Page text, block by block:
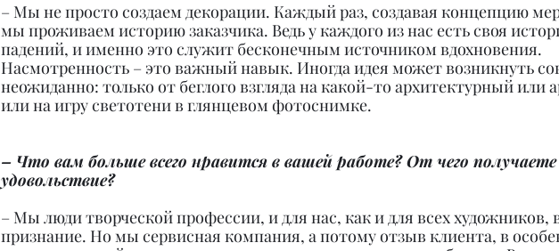
– Мы не просто создаем декорации. Каждый раз, создавая концепцию
мы проживаем историю заказчика. Ведь у каждого из нас есть своя
падений, и именно это служит бесконечным источником вдохновения.
Насмотренность – это важный навык. Иногда идея может возникнуть
неожиданно: только от беглого взгляда на какой-то архитектурный или
или на игру светотени в глянцевом фотоснимке.
– Что вам больше всего нравится в вашей работе? От чего
удовольствие?
– Мы люди творческой профессии, и для нас, как и для всех художников,
признание. Но мы сервисная компания, а потому отзыв клиента, в